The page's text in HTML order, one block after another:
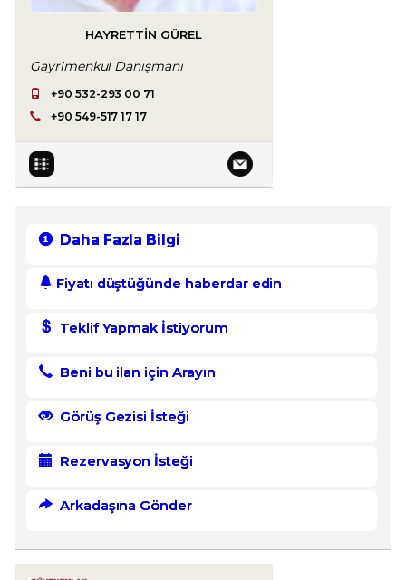
HAYRETTIN GÜREL
Gayrimenkul Danışmanı
+90 532-293 00 71
+90 549-517 17 17
Daha Fazla Bilgi
Fiyatı düştüğünde haberdar edin
Teklif Yapmak İstiyorum
Beni bu ilan için Arayın
Görüş Gezisi İsteği
Rezervasyon İsteği
Arkadaşına Gönder